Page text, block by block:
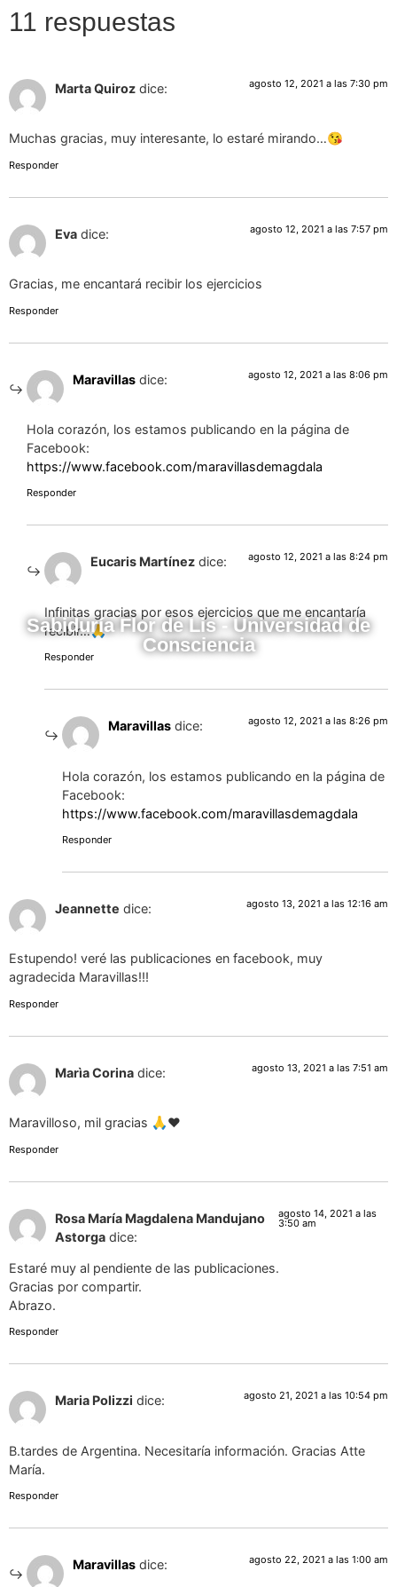
Sabiduría Flor de Lis - Universidad de
Consciencia
11 respuestas
Marta Quiroz dice: agosto 12, 2021 a las 7:30 pm
Muchas gracias, muy interesante, lo estaré mirando…😘
Responder
Eva dice: agosto 12, 2021 a las 7:57 pm
Gracias, me encantará recibir los ejercicios
Responder
Maravillas dice: agosto 12, 2021 a las 8:06 pm
Hola corazón, los estamos publicando en la página de
Facebook:
https://www.facebook.com/maravillasdemagdala
Responder
Eucaris Martínez dice: agosto 12, 2021 a las 8:24 pm
Infinitas gracias por esos ejercicios que me encantaría
recibir…🙏
Responder
Maravillas dice: agosto 12, 2021 a las 8:26 pm
Hola corazón, los estamos publicando en la página de
Facebook:
https://www.facebook.com/maravillasdemagdala
Responder
Jeannette dice: agosto 13, 2021 a las 12:16 am
Estupendo! veré las publicaciones en facebook, muy
agradecida Maravillas!!!
Responder
Marìa Corina dice: agosto 13, 2021 a las 7:51 am
Maravilloso, mil gracias 🙏❤️
Responder
Rosa María Magdalena Mandujano
Astorga dice:
agosto 14, 2021 a las
3:50 am
Estaré muy al pendiente de las publicaciones.
Gracias por compartir.
Abrazo.
Responder
Maria Polizzi dice: agosto 21, 2021 a las 10:54 pm
B.tardes de Argentina. Necesitaría información. Gracias Atte
María.
Responder
Maravillas dice: agosto 22, 2021 a las 1:00 am